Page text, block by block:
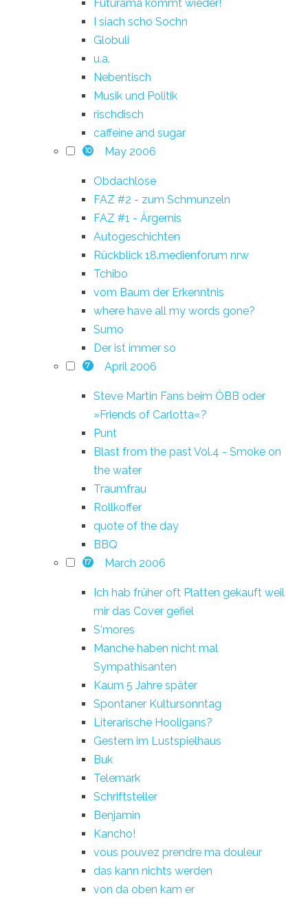
Futurama kommt wieder!
I siach scho Sochn
Globuli
u.a.
Nebentisch
Musik und Politik
rischdisch
caffeine and sugar
10 May 2006
Obdachlose
FAZ #2 - zum Schmunzeln
FAZ #1 - Ärgernis
Autogeschichten
Rückblick 18.medienforum nrw
Tchibo
vom Baum der Erkenntnis
where have all my words gone?
Sumo
Der ist immer so
7 April 2006
Steve Martin Fans beim ÖBB oder
»Friends of Carlotta«?
Punt
Blast from the past Vol.4 - Smoke on
the water
Traumfrau
Rollkoffer
quote of the day
BBQ
17 March 2006
Ich hab früher oft Platten gekauft weil
mir das Cover gefiel
S'mores
Manche haben nicht mal
Sympathisanten
Kaum 5 Jahre später
Spontaner Kultursonntag
Literarische Hooligans?
Gestern im Lustspielhaus
Buk
Telemark
Schriftsteller
Benjamin
Kancho!
vous pouvez prendre ma douleur
das kann nichts werden
von da oben kam er